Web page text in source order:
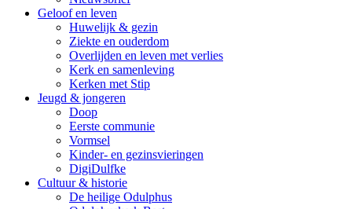
Geloof en leven
Huwelijk & gezin
Ziekte en ouderdom
Overlijden en leven met verlies
Kerk en samenleving
Kerken met Stip
Jeugd & jongeren
Doop
Eerste communie
Vormsel
Kinder- en gezinsvieringen
DigiDulfke
Cultuur & historie
De heilige Odulphus